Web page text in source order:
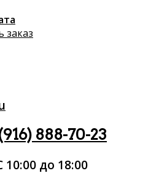
заказ
888-70-23
10:00 до 18:00